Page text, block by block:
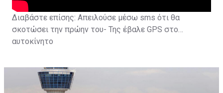
Διαβάστε επίσης: Απειλούσε μέσω sms ότι θα
σκοτώσει την πρώην του- Της έβαλε GPS στο
αυτοκίνητο